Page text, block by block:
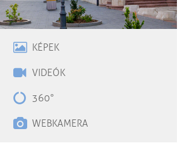
KÉPEK
VIDEÓK
360°
WEBKAMERA